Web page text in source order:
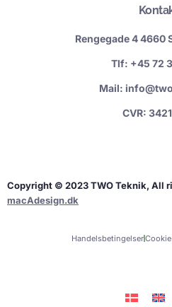
Rengegade 4 4660
Tlf: +45 72
Mail:
CVR:
Copyright © 2023 TWO Teknik, All
macAdesign.dk
Handelsbetingelser